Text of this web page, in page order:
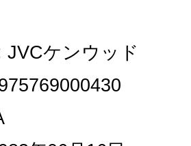
JVCケンウッド